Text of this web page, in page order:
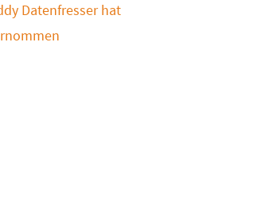
Datenfresser hat